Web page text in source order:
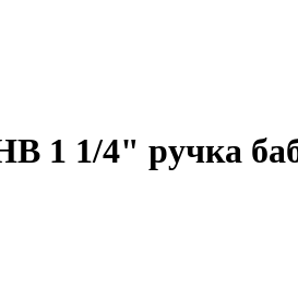
1 1/4" ручка